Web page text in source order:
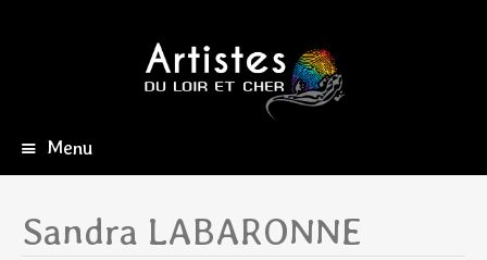
Menu
principal
Sandra LABARONNE